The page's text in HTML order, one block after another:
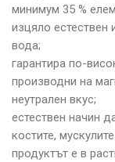
минимум 35 %
изцяло естествен
вода;
гарантира по-
производни на
неутрален вкус;
естествен начин
костите,
продуктът е в